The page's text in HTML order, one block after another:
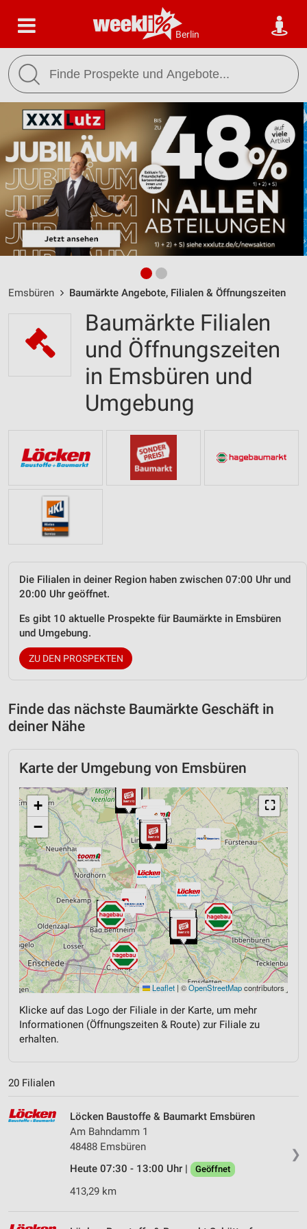
Berlin
Emsbüren Baumärkte Angebote, Filialen & Öffnungszeiten
Baumärkte Filialen
und Öffnungszeiten
in Emsbüren und
Umgebung
Die Filialen in deiner Region haben zwischen 07:00 Uhr und
20:00 Uhr geöffnet.
Es gibt 10 aktuelle Prospekte für Baumärkte in Emsbüren
und Umgebung.
ZU DEN PROSPEKTEN
Finde das nächste Baumärkte Geschäft in
deiner Nähe
Karte der Umgebung von Emsbüren
⛶
+
−
Leaflet | ©OpenStreetMapcontributors
Klicke auf das Logo der Filiale in der Karte, um mehr
Informationen (Öffnungszeiten & Route) zur Filiale zu
erhalten.
20 Filialen
❯
Löcken Baustoffe & Baumarkt Emsbüren
Am Bahndamm 1
48488 Emsbüren
Heute 07:30 - 13:00 Uhr |
Geöffnet
413,29 km